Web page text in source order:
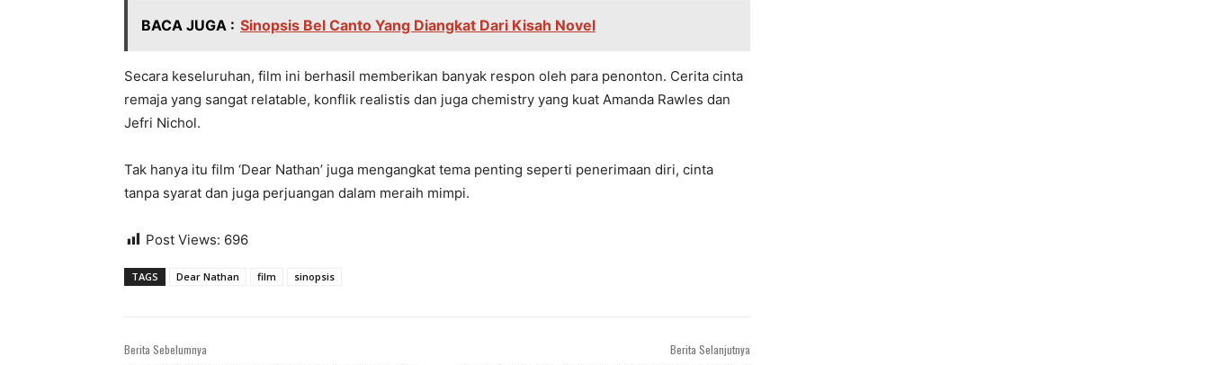
BACA JUGA : Sinopsis Bel Canto Yang Diangkat Dari Kisah Novel
Secara keseluruhan, film ini berhasil memberikan banyak respon oleh para penonton. Cerita cinta
remaja yang sangat relatable, konflik realistis dan juga chemistry yang kuat Amanda Rawles dan
Jefri Nichol.
Tak hanya itu film ‘Dear Nathan’ juga mengangkat tema penting seperti penerimaan diri, cinta
tanpa syarat dan juga perjuangan dalam meraih mimpi.
Post Views: 696
TAGS Dear Nathan film sinopsis
Berita Sebelumnya Berita Selanjutnya